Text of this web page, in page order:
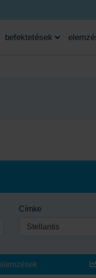
befektetések
Címke
Stellantis